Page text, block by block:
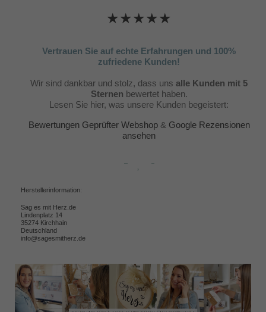
★★★★★
Vertrauen Sie auf echte Erfahrungen und 100%
zufriedene Kunden!
Wir sind dankbar und stolz, dass uns alle Kunden mit 5
Sternen bewertet haben.
Lesen Sie hier, was unsere Kunden begeistert:
Bewertungen Geprüfter Webshop& Google Rezensionen
ansehen
Herstellerinformation:
Sag es mit Herz.de
Lindenplatz 14
35274 Kirchhain
Deutschland
info@sagesmitherz.de